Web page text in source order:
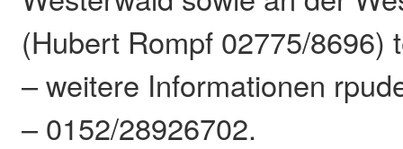
(Hubert Rompf 02775/8696)
– weitere Informationen
– 0152/28926702.